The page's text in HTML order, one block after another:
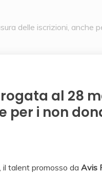
delle iscrizioni, anche
al 28
per i non
, il talent promosso da Avis